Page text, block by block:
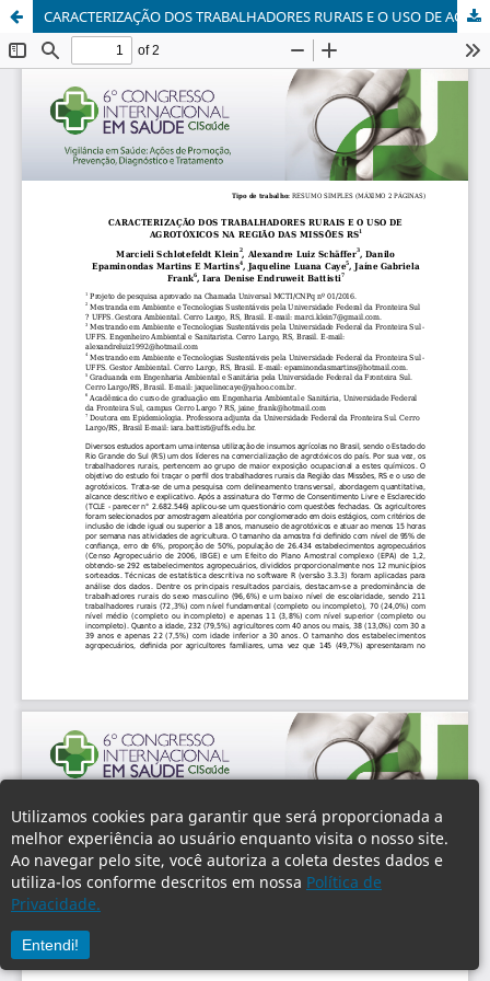
Utilizamos cookies para garantir que será proporcionada a
melhor experiência ao usuário enquanto visita o nosso site.
Ao navegar pelo site, você autoriza a coleta destes dados e
utiliza-los conforme descritos em nossa Política de
Privacidade.
Entendi!
CARACTERIZAÇÃO DOS TRABALHADORES RURAIS E O USO DE AGROTÓXICOS NA REGIÃO DAS MISSÕES RS